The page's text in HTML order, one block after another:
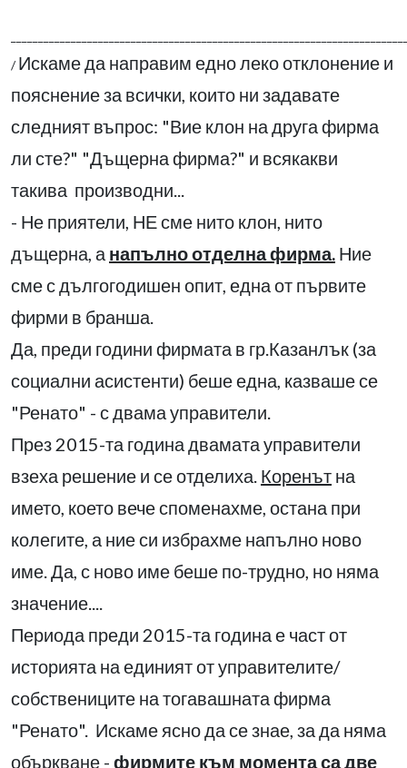
/Искаме да направим едно леко отклонение и
пояснение за всички, които ни задавате
следният въпрос: "Вие клон на друга фирма
ли сте?" "Дъщерна фирма?" и всякакви
такива производни...
- Не приятели, НЕ сме нито клон, нито
дъщерна, а напълно отделна фирма. Ние
сме с дългогодишен опит, една от първите
фирми в бранша.
Да, преди години фирмата в гр.Казанлък (за
социални асистенти) беше една, казваше се
"Ренато" - с двама управители.
През 2015-та година двамата управители
взеха решение и се отделиха. Коренът на
името, което вече споменахме, остана при
колегите, а ние си избрахме напълно ново
име. Да, с ново име беше по-трудно, но няма
значение....
Периода преди 2015-та година е част от
историята на единият от управителите/
собствениците на тогавашната фирма
"Ренато". Искаме ясно да се знае, за да няма
объркване - фирмите към момента са две